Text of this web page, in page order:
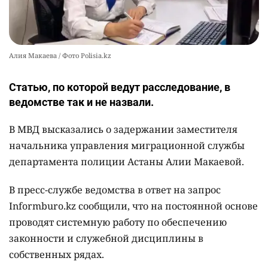
Алия Макаева / Фото Polisia.kz
Статью, по которой ведут расследование, в
ведомстве так и не назвали.
В МВД высказались о задержании заместителя
начальника управления миграционной службы
департамента полиции Астаны Алии Макаевой.
В пресс-службе ведомства в ответ на запрос
Informburo.kz сообщили, что на постоянной основе
проводят системную работу по обеспечению
законности и служебной дисциплины в
собственных рядах.